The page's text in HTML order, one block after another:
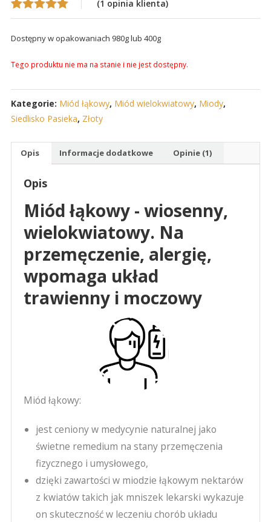
Oceniony
podstawie
1
(1 opinia klienta)
Dostępny w opakowaniach 980g lub 400g
Tego produktu nie ma na stanie i nie jest dostępny.
Kategorie: Miód łąkowy, Miód wielokwiatowy, Miody,
Siedlisko Pasieka, Złoty
Opis Informacje dodatkowe Opinie (1)
Opis
Miód łąkowy - wiosenny,
wielokwiatowy. Na
przemęczenie, alergię,
wpomaga układ
trawienny i moczowy
Miód łąkowy:
jest ceniony w medycynie naturalnej jako
świetne remedium na stany przemęczenia
fizycznego i umysłowego,
dzięki zawartości w miodzie łąkowym nektarów
z kwiatów takich jak mniszek lekarski wykazuje
on skuteczność w leczeniu chorób układu